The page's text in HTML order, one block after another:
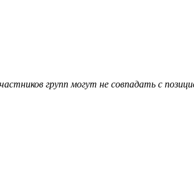
групп могут не совпадать с